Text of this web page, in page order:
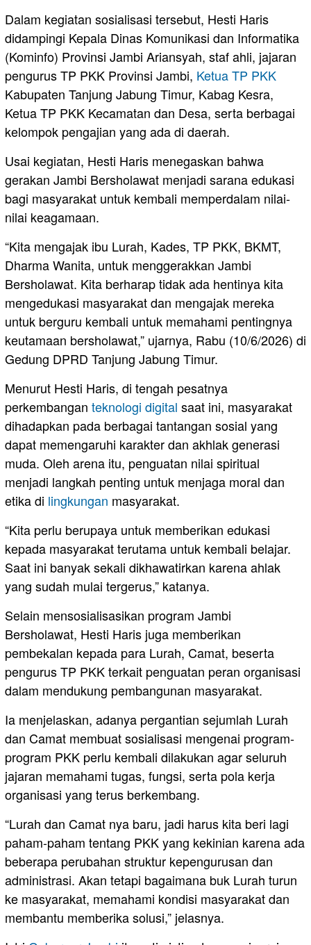
Dalam kegiatan sosialisasi tersebut, Hesti Haris
didampingi Kepala Dinas Komunikasi dan Informatika
(Kominfo) Provinsi Jambi Ariansyah, staf ahli, jajaran
pengurus TP PKK Provinsi Jambi, Ketua TP PKK
Kabupaten Tanjung Jabung Timur, Kabag Kesra,
Ketua TP PKK Kecamatan dan Desa, serta berbagai
kelompok pengajian yang ada di daerah.
Usai kegiatan, Hesti Haris menegaskan bahwa
gerakan Jambi Bersholawat menjadi sarana edukasi
bagi masyarakat untuk kembali memperdalam nilai-
nilai keagamaan.
“Kita mengajak ibu Lurah, Kades, TP PKK, BKMT,
Dharma Wanita, untuk menggerakkan Jambi
Bersholawat. Kita berharap tidak ada hentinya kita
mengedukasi masyarakat dan mengajak mereka
untuk berguru kembali untuk memahami pentingnya
keutamaan bersholawat,” ujarnya, Rabu (10/6/2026) di
Gedung DPRD Tanjung Jabung Timur.
Menurut Hesti Haris, di tengah pesatnya
perkembangan teknologi digital saat ini, masyarakat
dihadapkan pada berbagai tantangan sosial yang
dapat memengaruhi karakter dan akhlak generasi
muda. Oleh arena itu, penguatan nilai spiritual
menjadi langkah penting untuk menjaga moral dan
etika di lingkungan masyarakat.
“Kita perlu berupaya untuk memberikan edukasi
kepada masyarakat terutama untuk kembali belajar.
Saat ini banyak sekali dikhawatirkan karena ahlak
yang sudah mulai tergerus,” katanya.
Selain mensosialisasikan program Jambi
Bersholawat, Hesti Haris juga memberikan
pembekalan kepada para Lurah, Camat, beserta
pengurus TP PKK terkait penguatan peran organisasi
dalam mendukung pembangunan masyarakat.
Ia menjelaskan, adanya pergantian sejumlah Lurah
dan Camat membuat sosialisasi mengenai program-
program PKK perlu kembali dilakukan agar seluruh
jajaran memahami tugas, fungsi, serta pola kerja
organisasi yang terus berkembang.
“Lurah dan Camat nya baru, jadi harus kita beri lagi
paham-paham tentang PKK yang kekinian karena ada
beberapa perubahan struktur kepengurusan dan
administrasi. Akan tetapi bagaimana buk Lurah turun
ke masyarakat, memahami kondisi masyarakat dan
membantu memberika solusi,” jelasnya.